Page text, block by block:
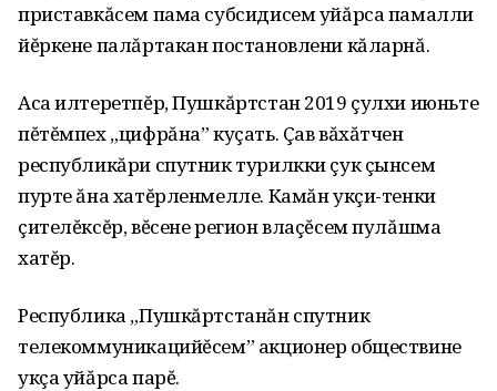
приставкăсем пама субсидисем уйăрса памалли
йĕркене палăртакан постановлени кăларнă.
Аса илтеретпĕр, Пушкăртстан 2019 çулхи июньте
пĕтĕмпех „цифрăна” куçать. Çав вăхăтчен
республикăри спутник турилкки çук çынсем
пурте ăна хатĕрленмелле. Камăн укçи-тенки
çителĕксĕр, вĕсене регион влаçĕсем пулăшма
хатĕр.
Республика „Пушкăртстанăн спутник
телекоммуникацийĕсем” акционер обществине
укçа уйăрса парĕ.